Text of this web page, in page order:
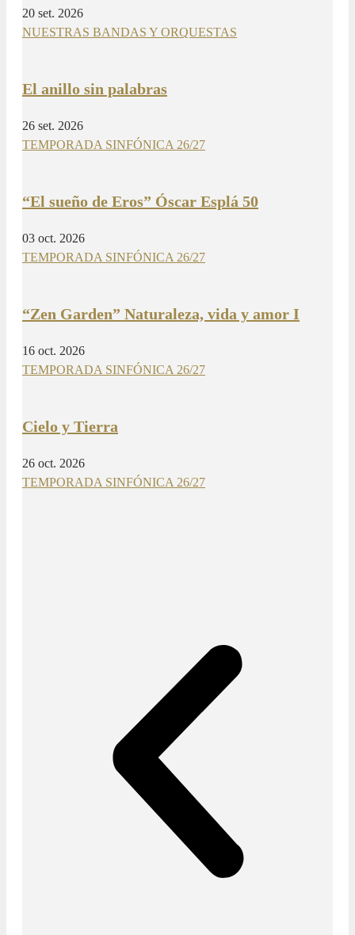
20 set. 2026
NUESTRAS BANDAS Y ORQUESTAS
El anillo sin palabras
26 set. 2026
TEMPORADA SINFÓNICA 26/27
“El sueño de Eros” Óscar Esplá 50
03 oct. 2026
TEMPORADA SINFÓNICA 26/27
“Zen Garden” Naturaleza, vida y amor I
16 oct. 2026
TEMPORADA SINFÓNICA 26/27
Cielo y Tierra
26 oct. 2026
TEMPORADA SINFÓNICA 26/27